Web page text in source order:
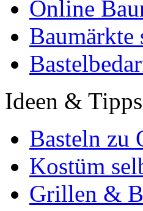
Online
Baumärkte
Ideen & Tipps
Basteln zu
Kostüm
Grillen &